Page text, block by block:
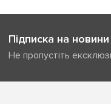
Підписка на новини
Не пропустіть